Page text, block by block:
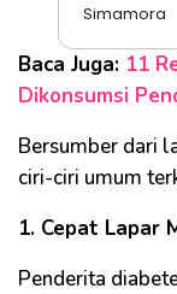
Simamora
Baca Juga: 11
Dikonsumsi
Bersumber dari
ciri-ciri umum
1. Cepat Lapar
Penderita